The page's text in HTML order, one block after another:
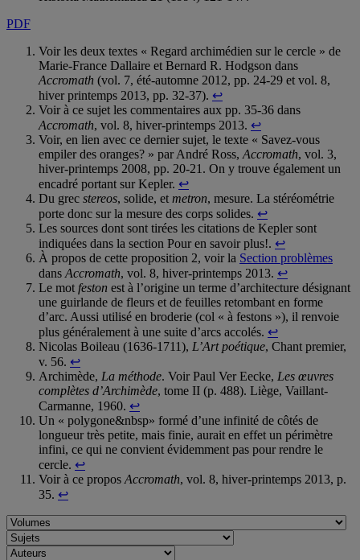
PDF
Voir les deux textes « Regard archimédien sur le cercle » de
Marie-France Dallaire et Bernard R. Hodgson dans
Accromath (vol. 7, été-automne 2012, pp. 24-29 et vol. 8,
hiver printemps 2013, pp. 32-37). ↩
Voir à ce sujet les commentaires aux pp. 35-36 dans
Accromath, vol. 8, hiver-printemps 2013. ↩
Voir, en lien avec ce dernier sujet, le texte « Savez-vous
empiler des oranges? » par André Ross, Accromath, vol. 3,
hiver-printemps 2008, pp. 20-21. On y trouve également un
encadré portant sur Kepler. ↩
Du grec stereos, solide, et metron, mesure. La stéréométrie
porte donc sur la mesure des corps solides. ↩
Les sources dont sont tirées les citations de Kepler sont
indiquées dans la section Pour en savoir plus!. ↩
À propos de cette proposition 2, voir la Section problèmes
dans Accromath, vol. 8, hiver-printemps 2013. ↩
Le mot feston est à l’origine un terme d’architecture désignant
une guirlande de fleurs et de feuilles retombant en forme
d’arc. Aussi utilisé en broderie (col « à festons »), il renvoie
plus généralement à une suite d’arcs accolés. ↩
Nicolas Boileau (1636-1711), L’Art poétique, Chant premier,
v. 56. ↩
Archimède, La méthode. Voir Paul Ver Eecke, Les œuvres
complètes d’Archimède, tome II (p. 488). Liège, Vaillant-
Carmanne, 1960. ↩
Un « polygone&nbsp» formé d’une infinité de côtés de
longueur très petite, mais finie, aurait en effet un périmètre
infini, ce qui ne convient évidemment pas pour rendre le
cercle. ↩
Voir à ce propos Accromath, vol. 8, hiver-printemps 2013, p.
35. ↩